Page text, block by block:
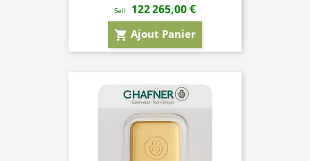
Sell 122 265,00 €
shopping_cart Ajout Panier